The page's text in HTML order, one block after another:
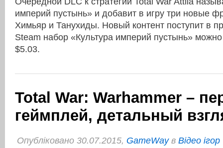
империй пустынь» и добавит в игру три новые
Химьяр и Танухиды. Новый контент поступит в
Steam набор «Культура империй пустынь» можно
$5.03.
Total War: Warhammer –
геймплей, детальный
Опубліковано 30.07.2015, GameWayв Відео ігор